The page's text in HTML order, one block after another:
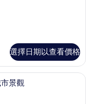
選擇日期以查看價格
, 1 張特大雙人床, 非吸煙房,
景觀